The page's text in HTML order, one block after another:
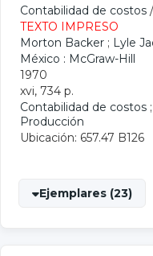
Contabilidad de costos /
TEXTO IMPRESO
Morton Backer ; Lyle
México : McGraw-Hill
1970
xvi, 734 p.
Contabilidad de costos ;
Producción
Ubicación: 657.47 B126
Ejemplares (23)